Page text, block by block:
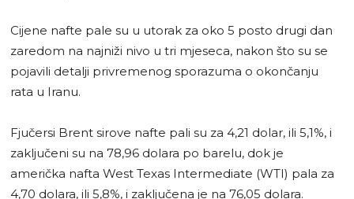
Cijene nafte pale su u utorak za oko 5 posto drugi dan
zaredom na najniži nivo u tri mjeseca, nakon što su se
pojavili detalji privremenog sporazuma o okončanju
rata u Iranu.
Fjučersi Brent sirove nafte pali su za 4,21 dolar, ili 5,1%, i
zaključeni su na 78,96 dolara po barelu, dok je
američka nafta West Texas Intermediate (WTI) pala za
4,70 dolara, ili 5,8%, i zaključena je na 76,05 dolara.